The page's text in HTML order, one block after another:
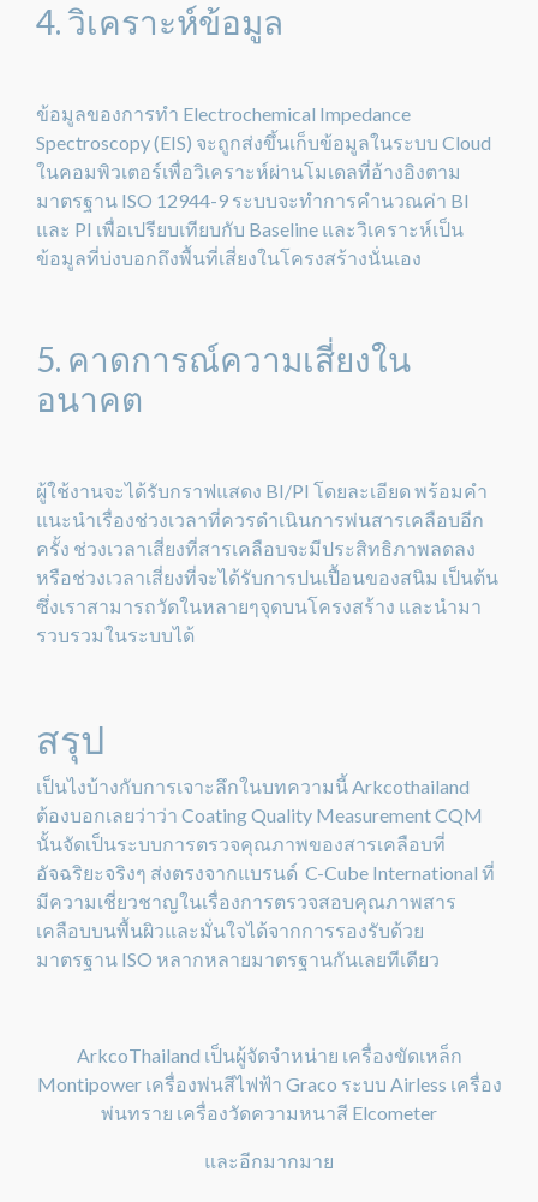
4. วิเคราะห์ข้อมูล
ข้อมูลของการทำ Electrochemical Impedance
Spectroscopy (EIS) จะถูกส่งขึ้นเก็บข้อมูลในระบบ Cloud
ในคอมพิวเตอร์เพื่อวิเคราะห์ผ่านโมเดลที่อ้างอิงตาม
มาตรฐาน ISO 12944-9 ระบบจะทำการคำนวณค่า BI
และ PI เพื่อเปรียบเทียบกับ Baseline และวิเคราะห์เป็น
ข้อมูลที่บ่งบอกถึงพื้นที่เสี่ยงในโครงสร้างนั่นเอง
5. คาดการณ์ความเสี่ยงใน
อนาคต
ผู้ใช้งานจะได้รับกราฟแสดง BI/PI โดยละเอียด พร้อมคำ
แนะนำเรื่องช่วงเวลาที่ควรดำเนินการพ่นสารเคลือบอีก
ครั้ง ช่วงเวลาเสี่ยงที่สารเคลือบจะมีประสิทธิภาพลดลง
หรือช่วงเวลาเสี่ยงที่จะได้รับการปนเปื้อนของสนิม เป็นต้น
ซึ่งเราสามารถวัดในหลายๆจุดบนโครงสร้าง และนำมา
รวบรวมในระบบได้
สรุป
เป็นไงบ้างกับการเจาะลึกในบทความนี้ Arkcothailand
ต้องบอกเลยว่าว่า Coating Quality Measurement CQM
นั้นจัดเป็นระบบการตรวจคุณภาพของสารเคลือบที่
อัจฉริยะจริงๆ ส่งตรงจากแบรนด์ C-Cube International ที่
มีความเชี่ยวชาญในเรื่องการตรวจสอบคุณภาพสาร
เคลือบบนพื้นผิวและมั่นใจได้จากการรองรับด้วย
มาตรฐาน ISO หลากหลายมาตรฐานกันเลยทีเดียว
ArkcoThailand เป็นผู้จัดจำหน่าย เครื่องขัดเหล็ก
Montipower เครื่องพ่นสีไฟฟ้า Graco ระบบ Airless เครื่อง
พ่นทราย เครื่องวัดความหนาสี Elcometer
และอีกมากมาย